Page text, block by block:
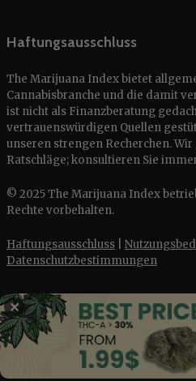
Haftungsausschluss
The Marijuana Index bietet
Cannabisbranche und die damit
ist nicht als Finanzberatung
vertrauenswürdigen Quellen
unseren strengen Recherchen.
Ratschläge; konsultieren Sie
© 2025 The Marijuana Index
Rechte vorbehalten.
Haftungsausschluss
Datenschutzbestimmungen
English
Français
✕